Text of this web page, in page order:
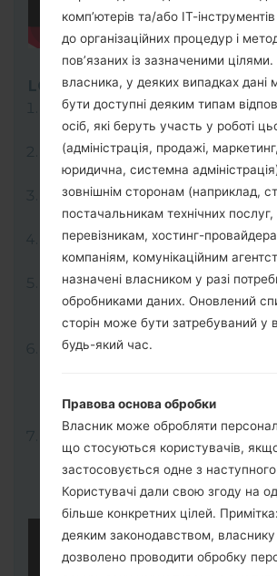
LG UP
Завантажте на свій ПК:LG UP
1.16.
Далі завантажте та
прошивки KDZ.
LG використовує
публікації офіційних версій
Тепер вимкніть пристрій
"Download" режим.
Для цього натисніть і
збільшення гучності, а
USB-кабель.
Відкрийте програму LG UP
KDZ тут).
Для завершення процесу
Ваш телефон
відєднається від ПК.
комп’ютерів та/або ІТ-
до організаційних процедур і
пов’язаних із зазначеними цілями.
власника, у деяких випадках дані
бути доступні деяким типам
осіб, які беруть участь у роботі
(адміністрація, продажі, маркетинг,
юридична, системна
зовнішнім сторонам (наприклад,
постачальникам технічних
перевізникам, хостинг-
компаніям, комунікаційним
назначені власником у разі
обробниками даних. Оновлений
сторін може бути затребуваний у
будь-який час.
Правова основа обробки
Власник може обробляти
що стосуються користувачів,
застосовується одне з
Користувачі дали свою згоду на
більше конкретних цілей.
деяким законодавством,
дозволено проводити обробку